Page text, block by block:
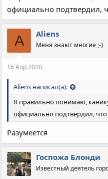
официально подтвердил,
A Aliens
Меня знают многие ;-)
16 Апр 2020
Aliens написал(а):
Я правильно понимаю,
официально подтвердил,
Разумеется
Госпожа Блонди
Известный деятель